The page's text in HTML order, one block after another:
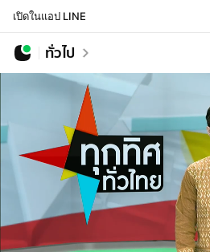
เปิดในแอป LINE
ทั่วไป